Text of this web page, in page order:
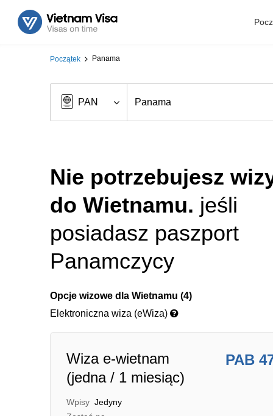
Początek Panama
Nie potrzebujesz
do Wietnamu. jeśli
posiadasz paszport
Panamczycy
Opcje wizowe dla Wietnamu (4)
Elektroniczna wiza (eWiza)
Wiza e-wietnam
(jedna / 1 miesiąc)
PAB
Wpisy Jedyny